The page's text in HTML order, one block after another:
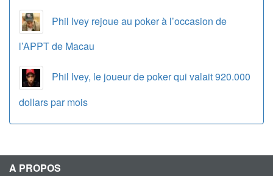
Phil Ivey rejoue au poker à l’occasion de
l’APPT de Macau
Phil Ivey, le joueur de poker qui valait 920.000
dollars par mois
A PROPOS